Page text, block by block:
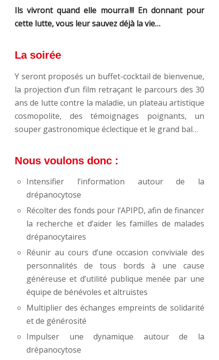
Ils vivront quand elle mourra !!! En donnant pour
cette lutte, vous leur sauvez déjà la vie…
La soirée
Y seront proposés un buffet-cocktail de bienvenue,
la projection d’un film retraçant le parcours des 30
ans de lutte contre la maladie, un plateau artistique
cosmopolite, des témoignages poignants, un
souper gastronomique éclectique et le grand bal…
Nous voulons donc :
Intensifier l’information autour de la
drépanocytose
Récolter des fonds pour l’APIPD, afin de financer
la recherche et d’aider les familles de malades
drépanocytaires
Réunir au cours d’une occasion conviviale des
personnalités de tous bords à une cause
généreuse et d’utilité publique menée par une
équipe de bénévoles et altruistes
Multiplier des échanges empreints de solidarité
et de générosité
Impulser une dynamique autour de la
drépanocytose